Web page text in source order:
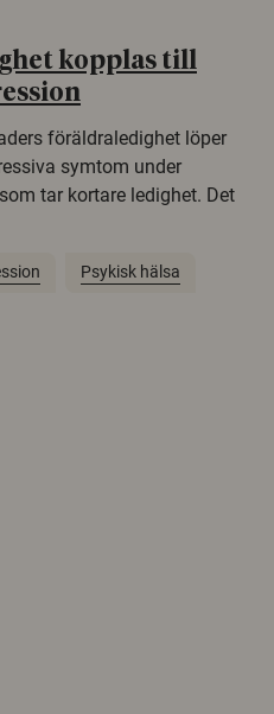
kopplas till
föräldraledighet löper
symtom under
tar kortare ledighet. Det
Psykisk hälsa